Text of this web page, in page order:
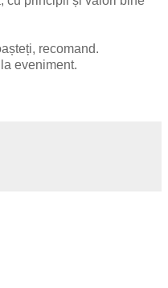
recomand.
eveniment.